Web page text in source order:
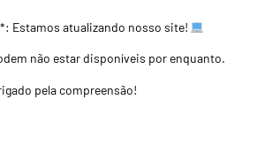
Estamos atualizando nosso site!
não estar disponíveis por enquanto.
pela compreensão!